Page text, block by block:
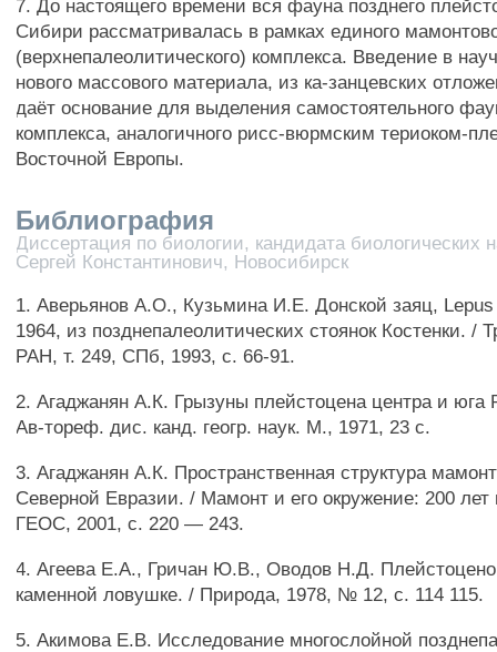
7. До настоящего времени вся фауна позднего
Сибири рассматривалась в рамках единого
(верхнепалеолитического) комплекса. Введение в
нового массового материала, из ка-занцевских
даёт основание для выделения самостоятельного
комплекса, аналогичного рисс-вюрмским териоком-
Восточной Европы.
Библиография
Диссертация по биологии, кандидата биологических
Сергей Константинович, Новосибирск
1. Аверьянов А.О., Кузьмина И.Е. Донской заяц,
1964, из позднепалеолитических стоянок Костенки. /
РАН, т. 249, СПб, 1993, с. 66-91.
2. Агаджанян А.К. Грызуны плейстоцена центра и юга
Ав-тореф. дис. канд. геогр. наук. М., 1971, 23 с.
3. Агаджанян А.К. Пространственная структура
Северной Евразии. / Мамонт и его окружение: 200
ГЕОС, 2001, с. 220 — 243.
4. Агеева Е.А., Гричан Ю.В., Оводов Н.Д.
каменной ловушке. / Природа, 1978, № 12, с. 114 115.
5. Акимова Е.В. Исследование многослойной